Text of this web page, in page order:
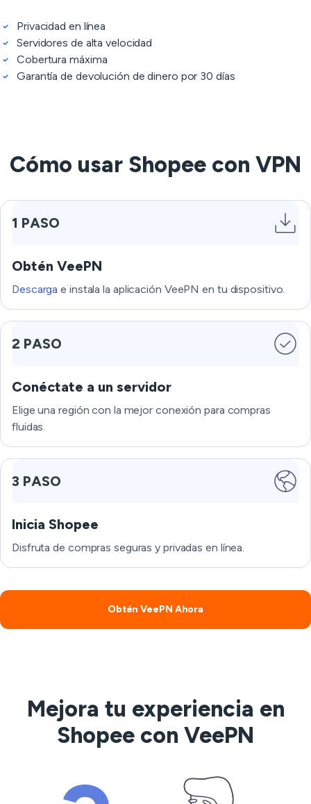
Privacidad en línea
Servidores de alta velocidad
Cobertura máxima
Garantía de devolución de dinero por 30 días
Cómo usar Shopee con VPN
1 PASO
Obtén VeePN
Descarga e instala la aplicación VeePN en tu dispositivo.
2 PASO
Conéctate a un servidor
Elige una región con la mejor conexión para compras
fluidas.
3 PASO
Inicia Shopee
Disfruta de compras seguras y privadas en línea.
Obtén VeePN Ahora
Mejora tu experiencia en
Shopee con VeePN